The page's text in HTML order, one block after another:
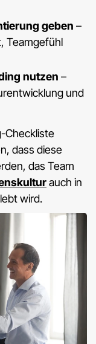
geben –
Teamgefühl
nutzen –
und
Checkliste
dass diese
das Team
auch in
wird.